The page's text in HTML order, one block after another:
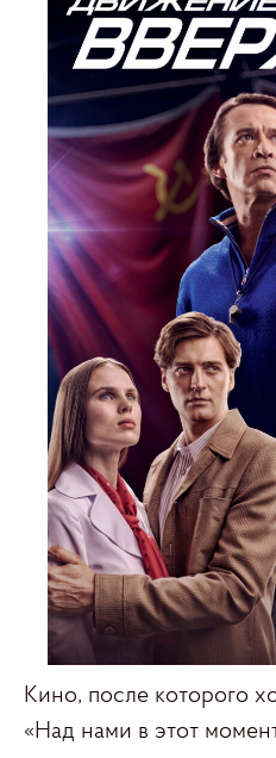
Кино, после которого
«Над нами в этот